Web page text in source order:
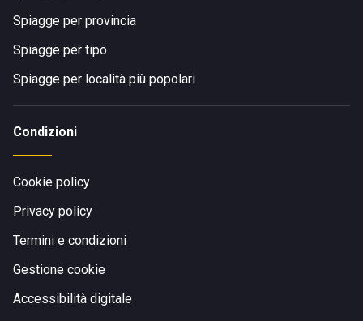
Spiagge per provincia
Spiagge per tipo
Spiagge per località più popolari
Condizioni
Cookie policy
Privacy policy
Termini e condizioni
Gestione cookie
Accessibilità digitale